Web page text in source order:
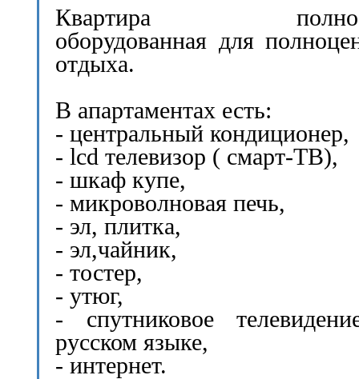
Квартира
оборудованная для
отдыха.
В апартаментах есть:
- центральный кондиционер,
- lcd телевизор ( смарт-ТВ),
- шкаф купе,
- микроволновая печь,
- эл, плитка,
- эл,чайник,
- тостер,
- утюг,
- спутниковое
русском языке,
- интернет.